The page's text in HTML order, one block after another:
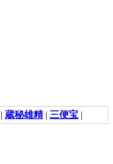
| 蔵秘雄精| 三便宝 |